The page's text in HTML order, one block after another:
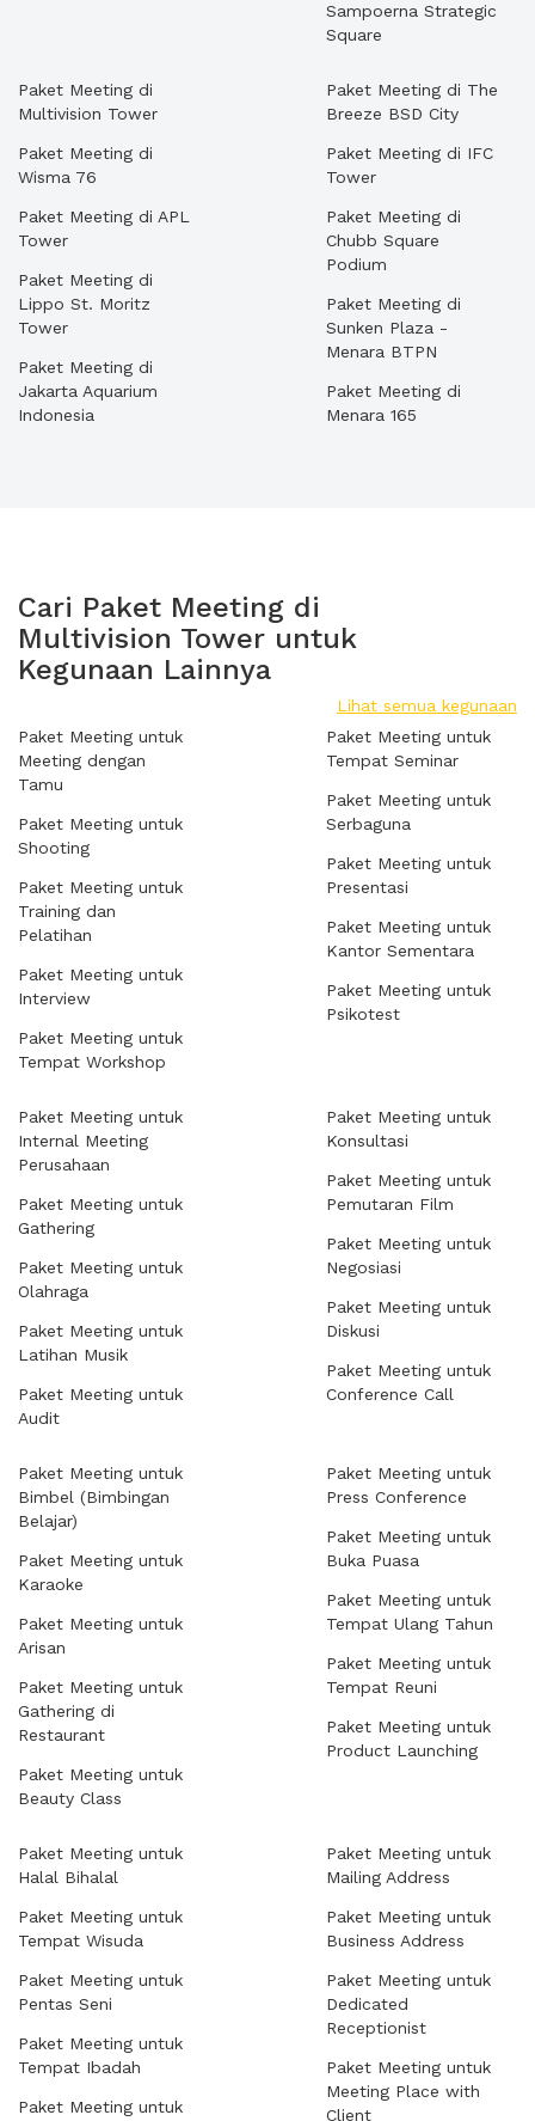
Sampoerna Strategic
Square
Paket Meeting di
Multivision Tower
Paket Meeting di
Wisma 76
Paket Meeting di APL
Tower
Paket Meeting di
Lippo St. Moritz
Tower
Paket Meeting di
Jakarta Aquarium
Indonesia
Paket Meeting di The
Breeze BSD City
Paket Meeting di IFC
Tower
Paket Meeting di
Chubb Square
Podium
Paket Meeting di
Sunken Plaza -
Menara BTPN
Paket Meeting di
Menara 165
Cari Paket Meeting di
Multivision Tower untuk
Kegunaan Lainnya
Lihat semua kegunaan
Paket Meeting untuk
Meeting dengan
Tamu
Paket Meeting untuk
Shooting
Paket Meeting untuk
Training dan
Pelatihan
Paket Meeting untuk
Interview
Paket Meeting untuk
Tempat Workshop
Paket Meeting untuk
Tempat Seminar
Paket Meeting untuk
Serbaguna
Paket Meeting untuk
Presentasi
Paket Meeting untuk
Kantor Sementara
Paket Meeting untuk
Psikotest
Paket Meeting untuk
Internal Meeting
Perusahaan
Paket Meeting untuk
Gathering
Paket Meeting untuk
Olahraga
Paket Meeting untuk
Latihan Musik
Paket Meeting untuk
Audit
Paket Meeting untuk
Konsultasi
Paket Meeting untuk
Pemutaran Film
Paket Meeting untuk
Negosiasi
Paket Meeting untuk
Diskusi
Paket Meeting untuk
Conference Call
Paket Meeting untuk
Bimbel (Bimbingan
Belajar)
Paket Meeting untuk
Karaoke
Paket Meeting untuk
Arisan
Paket Meeting untuk
Gathering di
Restaurant
Paket Meeting untuk
Beauty Class
Paket Meeting untuk
Press Conference
Paket Meeting untuk
Buka Puasa
Paket Meeting untuk
Tempat Ulang Tahun
Paket Meeting untuk
Tempat Reuni
Paket Meeting untuk
Product Launching
Paket Meeting untuk
Halal Bihalal
Paket Meeting untuk
Tempat Wisuda
Paket Meeting untuk
Pentas Seni
Paket Meeting untuk
Tempat Ibadah
Paket Meeting untuk
Paket Meeting untuk
Mailing Address
Paket Meeting untuk
Business Address
Paket Meeting untuk
Dedicated
Receptionist
Paket Meeting untuk
Meeting Place with
Client